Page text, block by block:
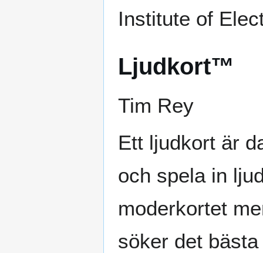
Institute of
Ljudkort™
Tim Rey
Ett ljudkort är
och spela in
moderkortet
söker det